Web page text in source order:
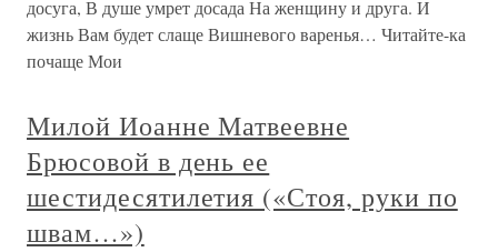
досуга, В душе умрет досада На женщину и друга. И
жизнь Вам будет слаще Вишневого варенья… Читайте-ка
почаще Мои
Милой Иоанне Матвеевне
Брюсовой в день ее
шестидесятилетия («Стоя, руки по
швам…»)